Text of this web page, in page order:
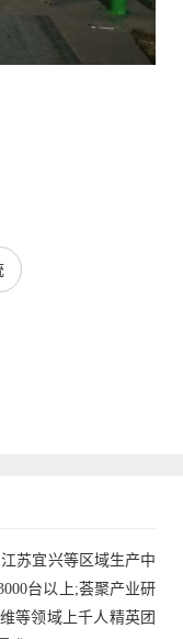
苏宜兴等区域生产中
台以上;荟聚产业研
等领域上千人精英团